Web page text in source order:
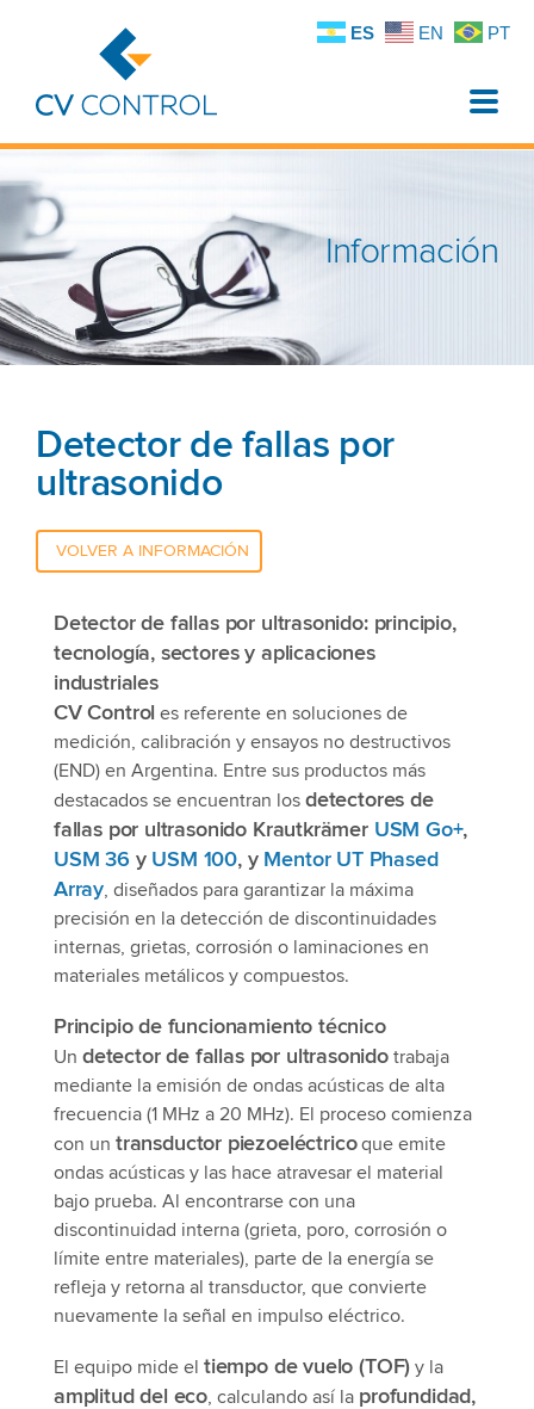
Toggle
Información
Detector de fallas por
ultrasonido
VOLVER A INFORMACIÓN
Detector de fallas por ultrasonido: principio,
tecnología, sectores y aplicaciones
industriales
CV Control es referente en soluciones de
medición, calibración y ensayos no destructivos
(END) en Argentina. Entre sus productos más
destacados se encuentran los detectores de
fallas por ultrasonido Krautkrämer USM Go+,
USM 36y USM 100, y Mentor UT Phased
Array, diseñados para garantizar la máxima
precisión en la detección de discontinuidades
internas, grietas, corrosión o laminaciones en
materiales metálicos y compuestos.
Principio de funcionamiento técnico
Un detector de fallas por ultrasonidotrabaja
mediante la emisión de ondas acústicas de alta
frecuencia (1 MHz a 20 MHz). El proceso comienza
con un transductor piezoeléctricoque emite
ondas acústicas y las hace atravesar el material
bajo prueba. Al encontrarse con una
discontinuidad interna (grieta, poro, corrosión o
límite entre materiales), parte de la energía se
refleja y retorna al transductor, que convierte
nuevamente la señal en impulso eléctrico.
El equipo mide el tiempo de vuelo (TOF) y la
amplitud del eco, calculando así la profundidad,
ES EN PT